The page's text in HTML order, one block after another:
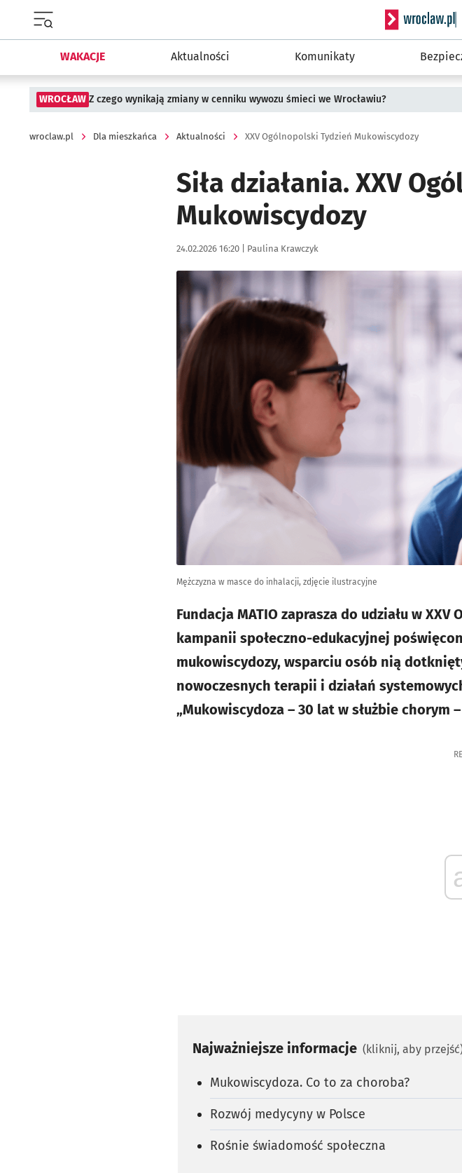
Serwis
WAKACJE Aktualności Komunikaty
WROCŁAW Z czego wynikają zmiany w cenniku wywozu śmieci we Wrocławiu?
wroclaw.pl Dla mieszkańca Aktualności XXV Ogólnopolski Tydzień Mukowiscydozy
Siła działania. XXV
Mukowiscydozy
Data publikacji:
24.02.2026 16:20 | Autor:
Paulina Krawczyk
Kliknij, aby powiększyć
Mężczyzna w masce do inhalacji, zdjęcie ilustracyjne
Fundacja MATIO zaprasza do udziału w
kampanii społeczno-edukacyjnej
mukowiscydozy, wsparciu osób nią
nowoczesnych terapii i działań
„Mukowiscydoza – 30 lat w służbie chorym –
Najważniejsze informacje (kliknij, aby
Mukowiscydoza. Co to za choroba?
Rozwój medycyny w Polsce
Rośnie świadomość społeczna